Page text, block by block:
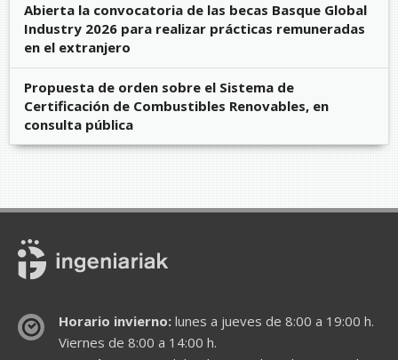
Abierta la convocatoria de las becas Basque Global
Industry 2026 para realizar prácticas remuneradas
en el extranjero
Propuesta de orden sobre el Sistema de
Certificación de Combustibles Renovables, en
consulta pública
Horario invierno:lunes a jueves de 8:00 a 19:00 h.
Viernes de 8:00 a 14:00 h.